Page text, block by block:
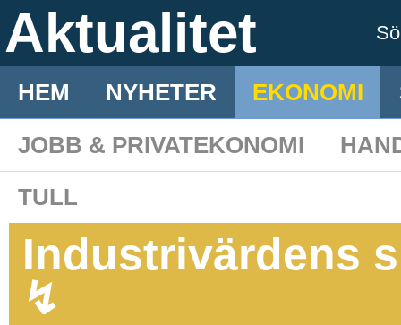
Aktualitet
HEM NYHETER EKONOMI
JOBB & PRIVATEKONOMI
TULL
Industrivärdens
↯